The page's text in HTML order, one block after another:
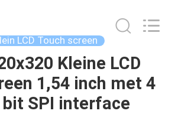
LCD Touch screen
Kleine LCD
1,54 inch met 4
SPI interface